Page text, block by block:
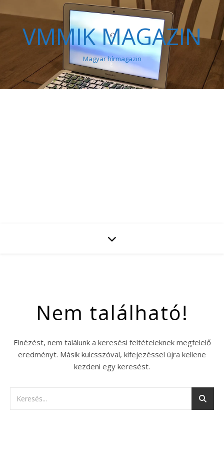
VMMIK MAGAZIN
Magyar hírmagazin
Nem található!
Elnézést, nem találunk a keresési feltételeknek megfelelő
eredményt. Másik kulcsszóval, kifejezéssel újra kellene
kezdeni egy keresést.